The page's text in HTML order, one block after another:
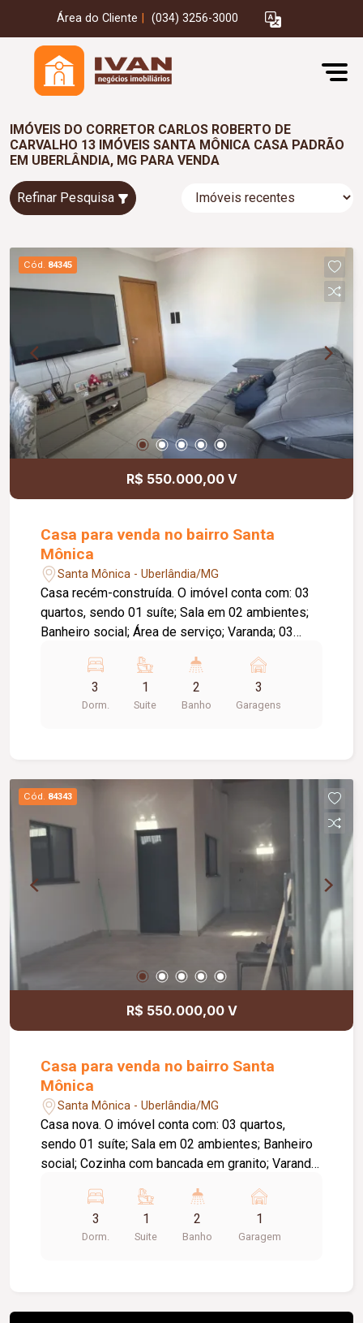
Área do Cliente (034) 3256-3000
IMÓVEIS DO CORRETOR CARLOS ROBERTO DE
CARVALHO 13 IMÓVEIS SANTA MÔNICA CASA PADRÃO
EM UBERLÂNDIA, MG PARA VENDA
Refinar Pesquisa
Cód. 84345
R$ 550.000,00 V
Casa para venda no bairro Santa
Mônica
Santa Mônica - Uberlândia/MG
Casa recém-construída. O imóvel conta com: 03
quartos, sendo 01 suíte; Sala em 02 ambientes;
Banheiro social; Área de serviço; Varanda; 03
Piso em porcelanato; Ambientes amplos, bem
distribuídos e com excelente padrão de
acabamento, proporcionando conforto e
3
Dorm.
1
Suite
2
Banho
3
Garagens
Cód. 84343
R$ 550.000,00 V
Casa para venda no bairro Santa
Mônica
Santa Mônica - Uberlândia/MG
Casa nova. O imóvel conta com: 03 quartos,
sendo 01 suíte; Sala em 02 ambientes; Banheiro
social; Cozinha com bancada em granito; Varanda;
nova; Piso em porcelanato; Ambientes bem
distribuídos, proporcionando conforto,
praticidade e excelente padrão de acabamento.
3
Dorm.
1
Suite
2
Banho
1
Garagem